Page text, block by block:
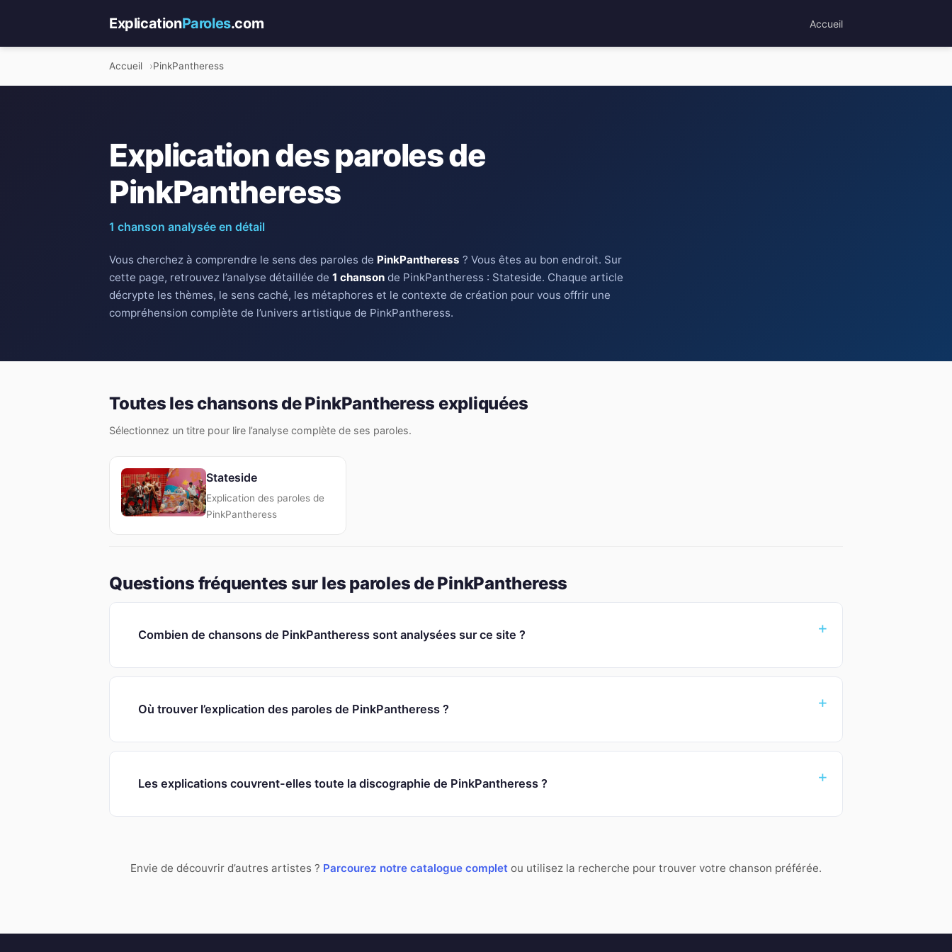
ExplicationParoles.com Accueil
Accueil PinkPantheress
Explication des paroles de
PinkPantheress
1 chanson analysée en détail
Vous cherchez à comprendre le sens des paroles de PinkPantheress ? Vous êtes au bon endroit. Sur
cette page, retrouvez l’analyse détaillée de 1 chanson de PinkPantheress : Stateside. Chaque article
décrypte les thèmes, le sens caché, les métaphores et le contexte de création pour vous offrir une
compréhension complète de l’univers artistique de PinkPantheress.
Toutes les chansons de PinkPantheress expliquées
Sélectionnez un titre pour lire l’analyse complète de ses paroles.
Stateside
Explication des paroles de
PinkPantheress
Questions fréquentes sur les paroles de PinkPantheress
Combien de chansons de PinkPantheress sont analysées sur ce site ?
Où trouver l’explication des paroles de PinkPantheress ?
Les explications couvrent-elles toute la discographie de PinkPantheress ?
Envie de découvrir d’autres artistes ? Parcourez notre catalogue complet ou utilisez la recherche pour trouver votre chanson préférée.